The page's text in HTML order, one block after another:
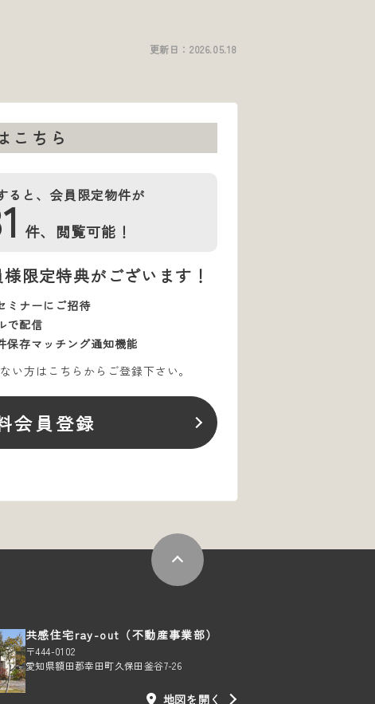
更新日： 2026.05.18
こちら
ると、会員限定物件が
件、 閲覧可能！
限定特典がございます！
ミナーにご招待
で配信
保存マッチング通知機能
い方はこちらからご登録下さい。
会員登録
共感住宅ray-out（不動産事業部）
〒444-0102
愛知県額田郡幸田町久保田釜谷7-26
地図を開く